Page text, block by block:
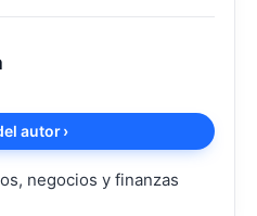
autor›
negocios y finanzas